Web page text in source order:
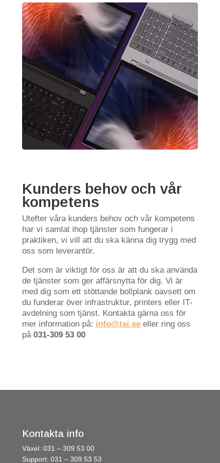
Kunders behov och vår
kompetens
Utefter våra kunders behov och vår kompetens
har vi samlat ihop tjänster som fungerar i
praktiken, vi vill att du ska känna dig trygg med
oss som leverantör.
Det som är viktigt för oss är att du ska använda
de tjänster som ger affärsnytta för dig. Vi är
med dig som ett stöttande bollplank oavsett om
du funderar över infrastruktur, printers eller IT-
avdelning som tjänst. Kontakta gärna oss för
mer information på: info@tsi.seeller ring oss
på 031-309 53 00
Kontakta info
Växel: 031 – 309 53 00
Support: 031 – 309 53 53